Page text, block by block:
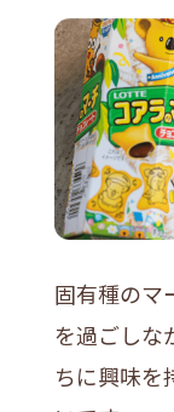
固有種のマ
を過ごしな
ちに興味を